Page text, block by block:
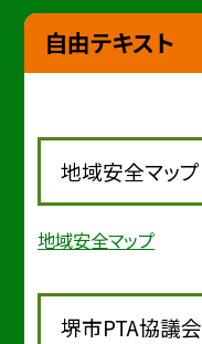
自由テキスト
地域安全マップ
地域安全マップ
堺市PTA協議会